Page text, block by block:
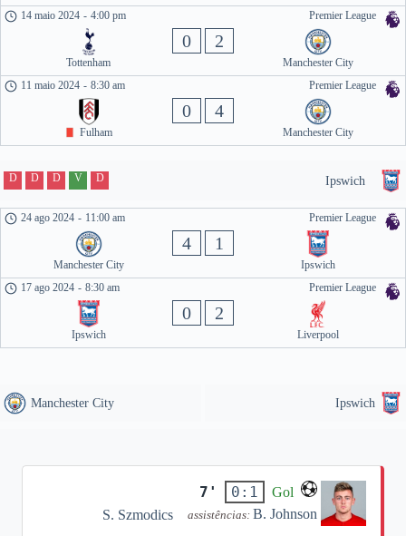
Premier League
14 maio 2024 - 4:00 pm
Tottenham
0 2
Manchester City
Premier League
11 maio 2024 - 8:30 am
Fulham
0 4
Manchester City
Ipswich
D D D V D
Premier League
24 ago 2024 - 11:00 am
Manchester City
4 1
Ipswich
Premier League
17 ago 2024 - 8:30 am
Ipswich
0 2
Liverpool
Manchester City Ipswich
7' 0:1
Gol
S. Szmodics
assistências: B. Johnson